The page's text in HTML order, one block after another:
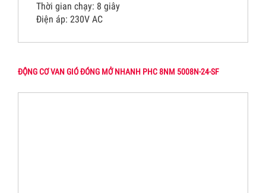
Thời gian chạy: 8 giây
Điện áp: 230V AC
ĐỘNG CƠ VAN GIÓ ĐÓNG MỞ NHANH PHC 8NM 5008N-24-SF